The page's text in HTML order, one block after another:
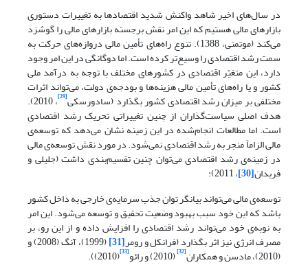
در سال‌های اخیر شاهد واکنش شدید اقتصادها به تغییرات دستوری
بازارهای مالی هستیم که این امر نقش برجسته بازارهای مالی را گوشزد
می‌کند (موتمنی، 1388). تنوع راه‌های تأمین مالی دروازه‌های حرکت به
سمت رشد اقتصادی را وسیع‌تر کرده است. اما دوگانگی در این امر وجود
دارد، این متغیّر اقتصادی در کشورهای مختلف با توجه به درآمد ملی
کشور و یا راه‌های تأمین مالی هزینه‌ها و بودجه‌ی دولت، می‌تواند اثرات
مختلفی بر میزان رشد اقتصادی کشور بگذارد (سادورسکی[29] ، 2010).
هدف اصلی سیاست‌گذاران از چنین تغییراتی تحریک رشد اقتصادی
است. اما مطالعات انجام‌شده در این زمینه نشان می‌دهد که توسعه‌ی
مالی الزاماً منجر به رشد اقتصادی نمی‌شود. در مورد نقش توسعه‌ی مالی
در زمینه‌ی رشد اقتصادی می‌توان چنین تقسیم‌بندی داشت (جلیلی و
فریدان[30]
، 2011):
توسعه‌ی مالی می‌تواند بیانگر توان جذب سرمایه‌ی خارجی به داخل کشور
باشد که این خود سبب بهبود وضعیت تحقیق و توسعه می‌شود. این امر
به نوبه‌ی خود می‌تواند رشد اقتصادی را افزایش داده و از این رو، بر
مصرف انرژی نیز اثر بگذارد (فرانکل و رومر[31] (1999)، آنگ (2008) و
(2010)، مادسن و همکاران [32] (2010) و رائو [33]
(2010)).